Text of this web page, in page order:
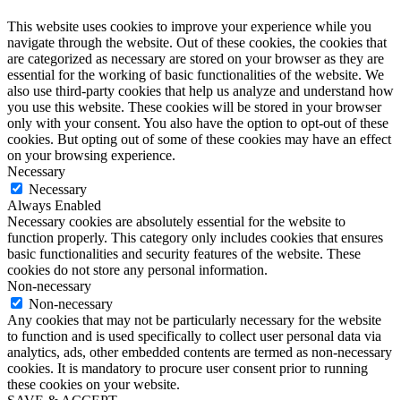
This website uses cookies to improve your experience while you
navigate through the website. Out of these cookies, the cookies that
are categorized as necessary are stored on your browser as they are
essential for the working of basic functionalities of the website. We
also use third-party cookies that help us analyze and understand how
you use this website. These cookies will be stored in your browser
only with your consent. You also have the option to opt-out of these
cookies. But opting out of some of these cookies may have an effect
on your browsing experience.
Necessary
Necessary
Always Enabled
Necessary cookies are absolutely essential for the website to
function properly. This category only includes cookies that ensures
basic functionalities and security features of the website. These
cookies do not store any personal information.
Non-necessary
Non-necessary
Any cookies that may not be particularly necessary for the website
to function and is used specifically to collect user personal data via
analytics, ads, other embedded contents are termed as non-necessary
cookies. It is mandatory to procure user consent prior to running
these cookies on your website.